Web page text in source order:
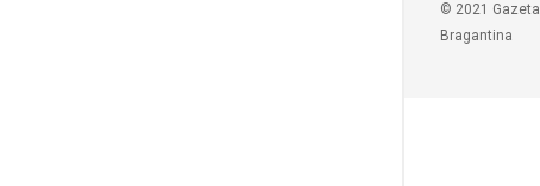
© 2021 Gazeta
Bragantina